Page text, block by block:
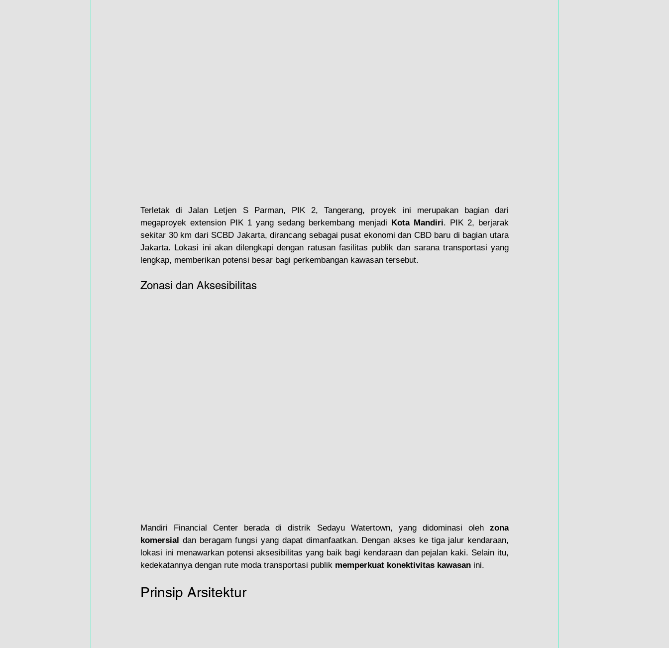
Terletak di Jalan Letjen S Parman, PIK 2, Tangerang, proyek ini merupakan bagian dari
megaproyek extension PIK 1 yang sedang berkembang menjadi
Kota Mandiri. PIK 2, berjarak
sekitar 30 km dari SCBD Jakarta, dirancang sebagai pusat ekonomi dan CBD baru di bagian utara
Jakarta. Lokasi ini akan dilengkapi dengan ratusan fasilitas publik dan sarana transportasi yang
lengkap, memberikan potensi besar bagi perkembangan kawasan tersebut.
Zonasi dan Aksesibilitas
Mandiri Financial Center berada di distrik Sedayu Watertown, yang didominasi oleh zona
komersial dan beragam fungsi yang dapat dimanfaatkan. Dengan akses ke tiga jalur kendaraan,
lokasi ini menawarkan potensi aksesibilitas yang baik bagi kendaraan dan pejalan kaki. Selain itu,
kedekatannya dengan rute moda transportasi publik memperkuat konektivitas kawasan ini.
Prinsip Arsitektur